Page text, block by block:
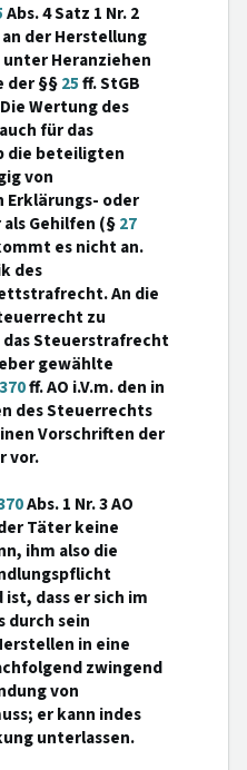
Abs. 4 Satz 1 Nr. 2
der Herstellung
Heranziehen
der §§25ff. StGB
Wertung des
für das
die beteiligten
von
oder
Gehilfen (§27
es nicht an.
des
An die
zu
Steuerstrafrecht
gewählte
370ff. AO i.V.m. den in
des Steuerrechts
Vorschriften der
vor.
Abs. 1 Nr. 3 AO
Täter keine
ihm also die
dass er sich im
durch sein
in eine
zwingend
von
er kann indes
unterlassen.